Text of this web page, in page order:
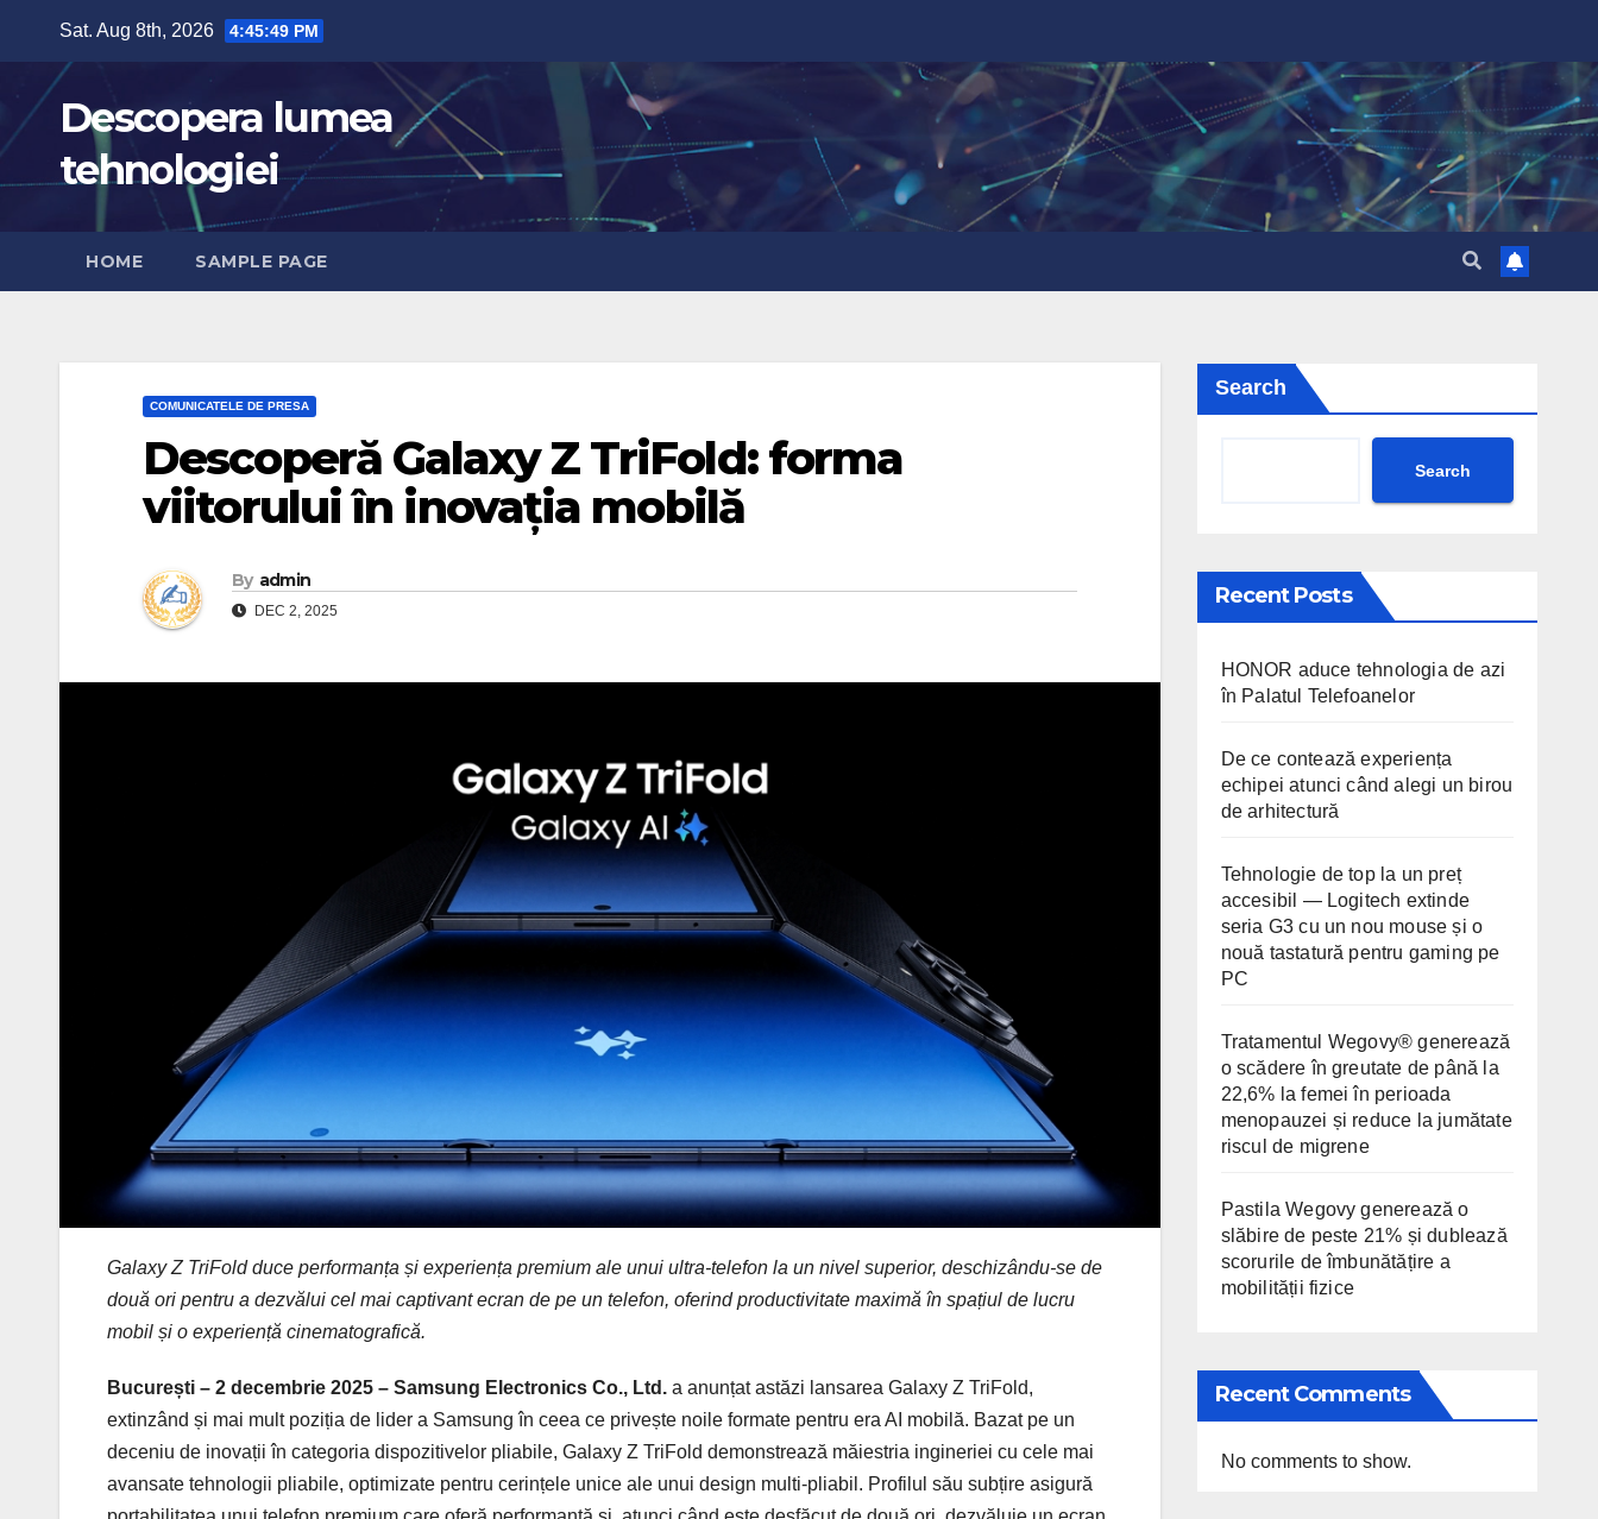
content
Sat. Aug 8th, 2026 4:45:50 PM
Descopera lumea
tehnologiei
HOME SAMPLE PAGE
COMUNICATELE DE PRESA
Descoperă Galaxy Z TriFold: forma
viitorului în inovația mobilă
By admin
DEC 2, 2025
Galaxy Z TriFold duce performanța și experiența premium ale unui ultra-telefon la un nivel superior, deschizându-se de
două ori pentru a dezvălui cel mai captivant ecran de pe un telefon, oferind productivitate maximă în spațiul de lucru
mobil și o experiență cinematografică.
București – 2 decembrie 2025 – Samsung Electronics Co., Ltd. a anunțat astăzi lansarea Galaxy Z TriFold,
extinzând și mai mult poziția de lider a Samsung în ceea ce privește noile formate pentru era AI mobilă. Bazat pe un
deceniu de inovații în categoria dispozitivelor pliabile, Galaxy Z TriFold demonstrează măiestria ingineriei cu cele mai
avansate tehnologii pliabile, optimizate pentru cerințele unice ale unui design multi-pliabil. Profilul său subțire asigură
Search
Search
Recent Posts
HONOR aduce tehnologia de azi
în Palatul Telefoanelor
De ce contează experiența
echipei atunci când alegi un birou
de arhitectură
Tehnologie de top la un preț
accesibil — Logitech extinde
seria G3 cu un nou mouse și o
nouă tastatură pentru gaming pe
PC
Tratamentul Wegovy® generează
o scădere în greutate de până la
22,6% la femei în perioada
menopauzei și reduce la jumătate
riscul de migrene
Pastila Wegovy generează o
slăbire de peste 21% și dublează
scorurile de îmbunătățire a
mobilității fizice
Recent Comments
No comments to show.